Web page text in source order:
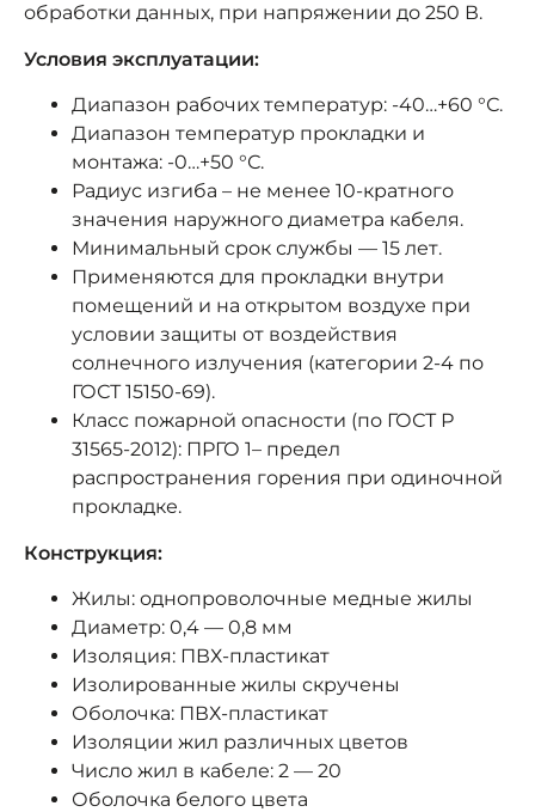
обработки данных, при напряжении до 250 В.
Условия эксплуатации:
Диапазон рабочих температур: -40…+60 °С.
Диапазон температур прокладки и
монтажа: -0…+50 °С.
Радиус изгиба – не менее 10-кратного
значения наружного диаметра кабеля.
Минимальный срок службы — 15 лет.
Применяются для прокладки внутри
помещений и на открытом воздухе при
условии защиты от воздействия
солнечного излучения (категории 2-4 по
ГОСТ 15150-69).
Класс пожарной опасности (по ГОСТ Р
31565-2012): ПРГО 1– предел
распространения горения при одиночной
прокладке.
Конструкция:
Жилы: однопроволочные медные жилы
Диаметр: 0,4 — 0,8 мм
Изоляция: ПВХ-пластикат
Изолированные жилы скручены
Оболочка: ПВХ-пластикат
Изоляции жил различных цветов
Число жил в кабеле: 2 — 20
Оболочка белого цвета